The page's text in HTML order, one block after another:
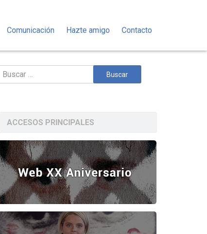
Comunicación Hazte amigo Contacto
ACCESOS PRINCIPALES